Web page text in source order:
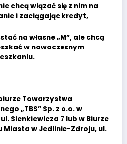
chcą wiązać się z nim na
i zaciągając kredyt,
na własne „M”, ale chcą
w nowoczesnym
Towarzystwa
„TBS” Sp. z o.o. w
Sienkiewicza 7 lub w Biurze
Miasta w Jedlinie-Zdroju, ul.